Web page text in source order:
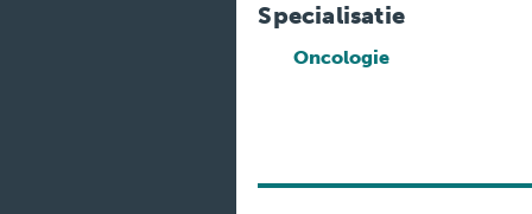
Specialisatie
Oncologie